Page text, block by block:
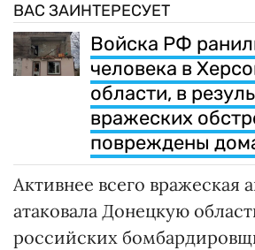
ВАС ЗАИНТЕРЕСУЕТ
Войска РФ
человека в
области, в
вражеских
повреждены
Активнее всего вражеская
атаковала Донецкую
российских